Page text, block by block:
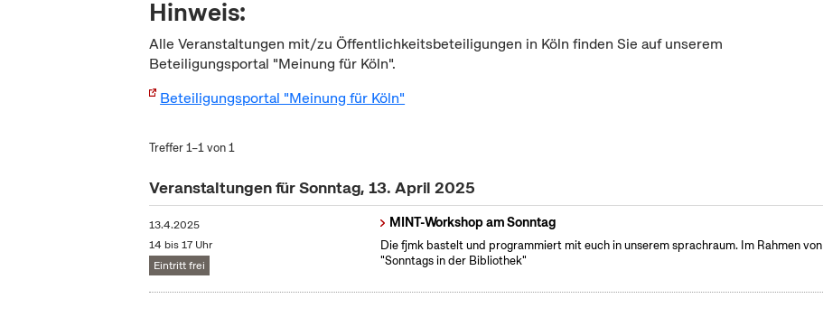
Hinweis:
Alle Veranstaltungen mit/zu Öffentlichkeitsbeteiligungen in Köln finden Sie auf unserem
Beteiligungsportal "Meinung für Köln".
Beteiligungsportal "Meinung für Köln"
Treffer 1–1 von 1
Veranstaltungen für Sonntag, 13. April 2025
13.4.2025
14 bis 17 Uhr
Eintritt frei
MINT-Workshop am Sonntag
Die fjmk bastelt und programmiert mit euch in unserem sprachraum. Im Rahmen von
"Sonntags in der Bibliothek"